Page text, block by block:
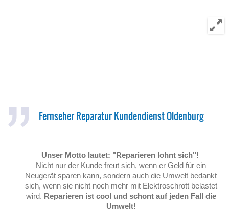
Fernseher Reparatur Kundendienst Oldenburg
Unser Motto lautet: "Reparieren lohnt sich"!
Nicht nur der Kunde freut sich, wenn er Geld für ein
Neugerät sparen kann, sondern auch die Umwelt bedankt
sich, wenn sie nicht noch mehr mit Elektroschrott belastet
wird. Reparieren ist cool und schont auf jeden Fall die
Umwelt!